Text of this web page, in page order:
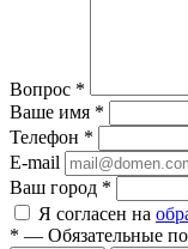
Вопрос *
Ваше имя *
Телефон *
E-mail
Ваш город *
Я согласен на
* — Обязательные